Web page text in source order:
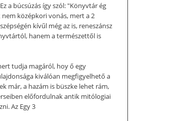
a búcsúzás így szól: "Könyvtár ég
középkori vonás, mert a 2
kívűl még az is, reneszánsz
hanem a természettől is
tudja magáról, hoy ő egy
kiválóan megfigyelhető a
már, a hazám is büszke lehet rám,
előfordulnak antik mitólogiai
Az Egy 3